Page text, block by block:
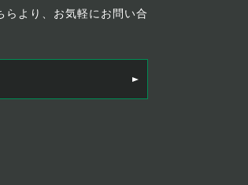
らより、お気軽にお問い合